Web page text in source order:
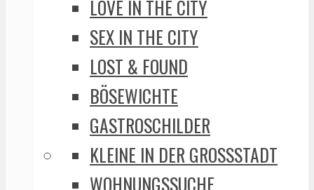
LOVE IN THE CITY
SEX IN THE CITY
LOST & FOUND
BÖSEWICHTE
GASTROSCHILDER
KLEINE IN DER GROSSSTADT
WOHNUNGSSUCHE